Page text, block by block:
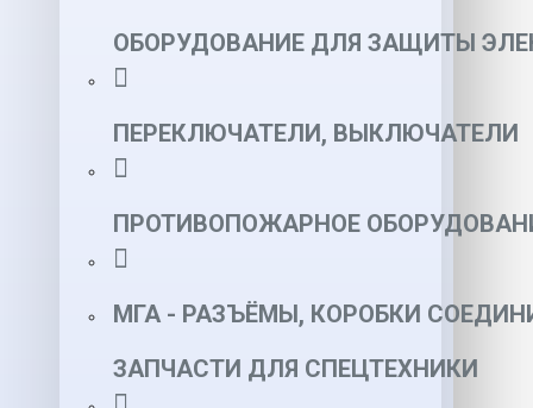
ОБОРУДОВАНИЕ ДЛЯ ЗАЩИТЫ
ПЕРЕКЛЮЧАТЕЛИ, ВЫКЛЮЧАТЕЛИ
ПРОТИВОПОЖАРНОЕ
МГА - РАЗЪЁМЫ, КОРОБКИ
ЗАПЧАСТИ ДЛЯ СПЕЦТЕХНИКИ